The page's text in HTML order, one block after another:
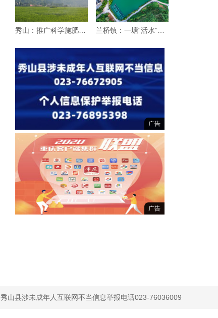
广告
广告
秀山县涉未成年人互联网不当信息举报电话023-76036009